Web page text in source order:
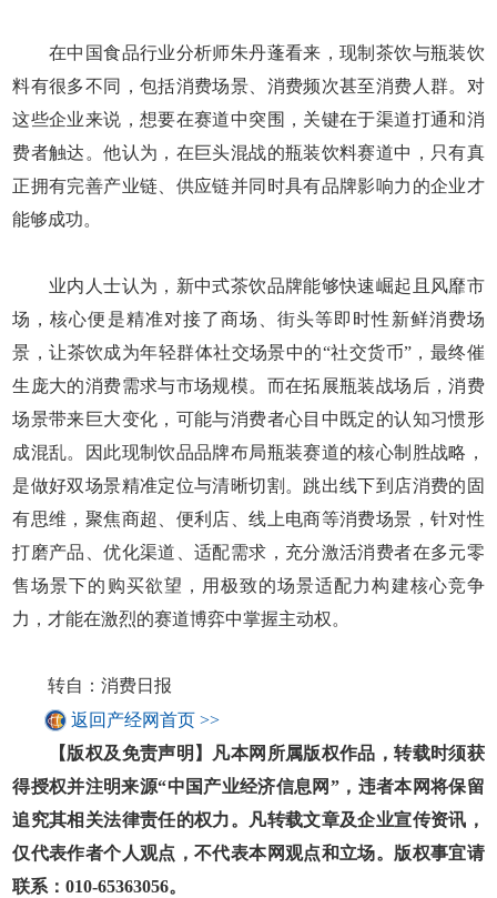
在中国食品行业分析师朱丹蓬看来，现制茶饮与瓶装饮
料有很多不同，包括消费场景、消费频次甚至消费人群。对
这些企业来说，想要在赛道中突围，关键在于渠道打通和消
费者触达。他认为，在巨头混战的瓶装饮料赛道中，只有真
正拥有完善产业链、供应链并同时具有品牌影响力的企业才
能够成功。
业内人士认为，新中式茶饮品牌能够快速崛起且风靡市
场，核心便是精准对接了商场、街头等即时性新鲜消费场
景，让茶饮成为年轻群体社交场景中的“社交货币”，最终催
生庞大的消费需求与市场规模。而在拓展瓶装战场后，消费
场景带来巨大变化，可能与消费者心目中既定的认知习惯形
成混乱。因此现制饮品品牌布局瓶装赛道的核心制胜战略，
是做好双场景精准定位与清晰切割。跳出线下到店消费的固
有思维，聚焦商超、便利店、线上电商等消费场景，针对性
打磨产品、优化渠道、适配需求，充分激活消费者在多元零
售场景下的购买欲望，用极致的场景适配力构建核心竞争
力，才能在激烈的赛道博弈中掌握主动权。
转自：消费日报
返回产经网首页 >>
【版权及免责声明】凡本网所属版权作品，转载时须获
得授权并注明来源“中国产业经济信息网”，违者本网将保留
追究其相关法律责任的权力。凡转载文章及企业宣传资讯，
仅代表作者个人观点，不代表本网观点和立场。版权事宜请
联系：010-65363056。